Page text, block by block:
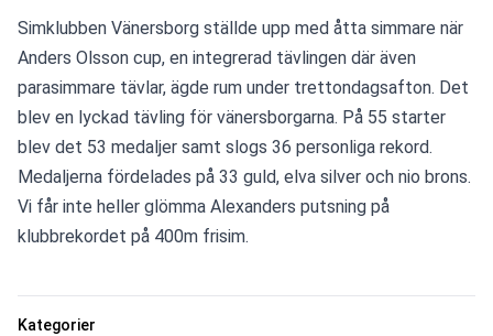
Kategorier
Simklubben Vänersborg ställde upp med åtta simmare när
Anders Olsson cup, en integrerad tävlingen där även
parasimmare tävlar, ägde rum under trettondagsafton. Det
blev en lyckad tävling för vänersborgarna. På 55 starter
blev det 53 medaljer samt slogs 36 personliga rekord.
Medaljerna fördelades på 33 guld, elva silver och nio brons.
Vi får inte heller glömma Alexanders putsning på
klubbrekordet på 400m frisim.